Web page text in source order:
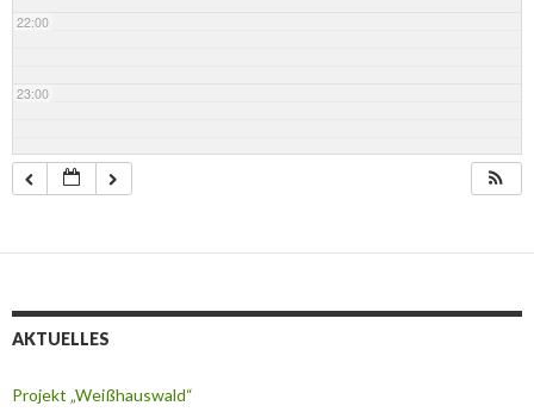
22:00
23:00
AKTUELLES
Projekt „Weißhauswald“